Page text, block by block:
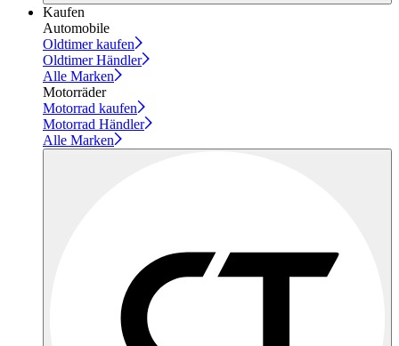
Kaufen
Automobile
Oldtimer kaufen
Oldtimer Händler
Alle Marken
Motorräder
Motorrad kaufen
Motorrad Händler
Alle Marken